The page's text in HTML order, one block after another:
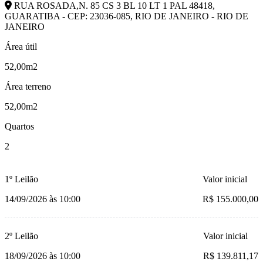
RUA ROSADA,N. 85 CS 3 BL 10 LT 1 PAL 48418,
GUARATIBA - CEP: 23036-085, RIO DE JANEIRO - RIO DE
JANEIRO
Área útil
52,00m2
Área terreno
52,00m2
Quartos
2
1º Leilão
14/09/2026 às 10:00
Valor inicial
R$ 155.000,00
2º Leilão
18/09/2026 às 10:00
Valor inicial
R$ 139.811,17